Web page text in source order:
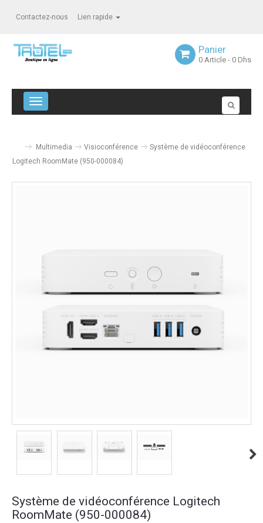
Contactez-nous Lien rapide
Panier
0 Article - 0 Dhs
Navigation bascule
Multimedia Visioconférence
Système de vidéoconférence
Logitech RoomMate (950-000084)
Système de vidéoconférence Logitech
RoomMate (950-000084)